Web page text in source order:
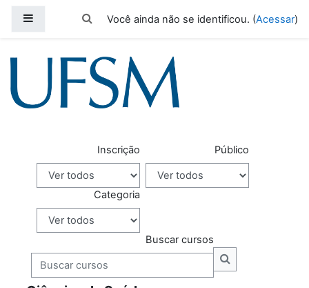
Painel lateral
Alternar entrada de pesquisa
Você ainda não se identificou. (Acessar)